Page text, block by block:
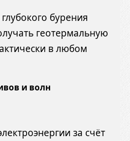
бурения
геотермальную
в любом
и волн
за счёт